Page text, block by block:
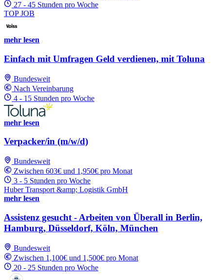
27 - 45 Stunden pro Woche
TOP JOB
mehr lesen
Einfach mit Umfragen Geld verdienen, mit Toluna
Bundesweit
Nach Vereinbarung
4 - 15 Stunden pro Woche
mehr lesen
Verpacker/in (m/w/d)
Bundesweit
Zwischen 603€ und 1,950€ pro Monat
3 - 5 Stunden pro Woche
Huber Transport &amp; Logistik GmbH
mehr lesen
Assistenz gesucht - Arbeiten von Überall in Berlin,
Hamburg, Düsseldorf, Köln, München
Bundesweit
Zwischen 1,100€ und 1,500€ pro Monat
20 - 25 Stunden pro Woche